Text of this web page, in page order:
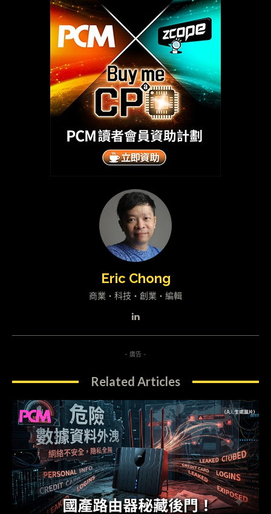
Eric Chong
商業・科技・創業・編輯
- 廣告 -
Related Articles